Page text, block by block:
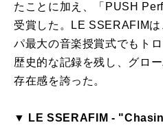
たことに加え、「PUSH
受賞した。LE SSERAFIM
パ最大の音楽授賞式でもト
歴史的な記録を残し、グロ
存在感を誇った。
▼ LE SSERAFIM -